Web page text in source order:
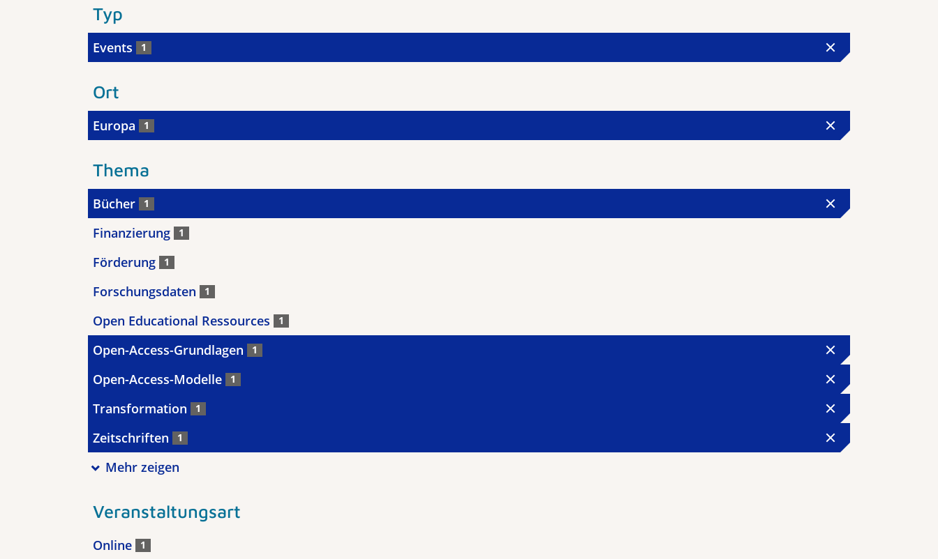
Typ
Events 1
Ort
Europa 1
Thema
Bücher 1
Finanzierung 1
Förderung 1
Forschungsdaten 1
Open Educational Ressources 1
Open-Access-Grundlagen 1
Open-Access-Modelle 1
Transformation 1
Zeitschriften 1
Mehr zeigen
Veranstaltungsart
Online 1